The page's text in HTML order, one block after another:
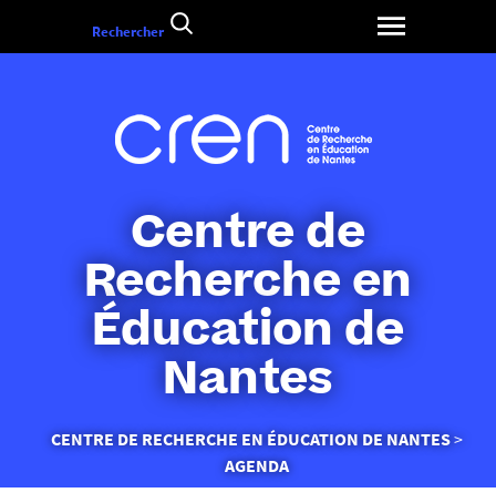
Centre de
Recherche en
Éducation de
Nantes
Vous
ici :
CENTRE DE RECHERCHE EN ÉDUCATION DE NANTES
AGENDA
Rechercher